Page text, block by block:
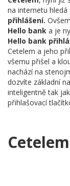
na internetu
přihlášení.
Hello bank a je
Hello bank
Cetelem a jeho
všemu přišel a
nachází na
dozvíte základní
inteligentně tak
přihlašovací
Cetelem